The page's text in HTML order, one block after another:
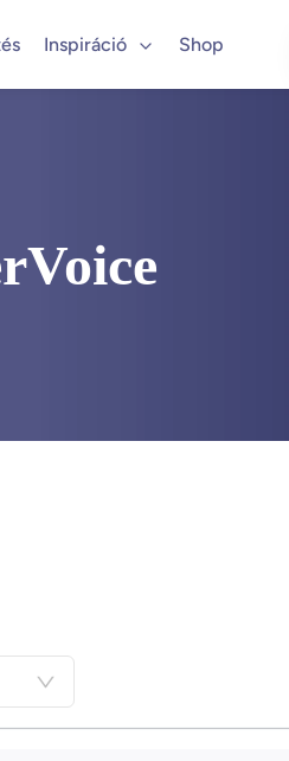
Inspiráció Shop